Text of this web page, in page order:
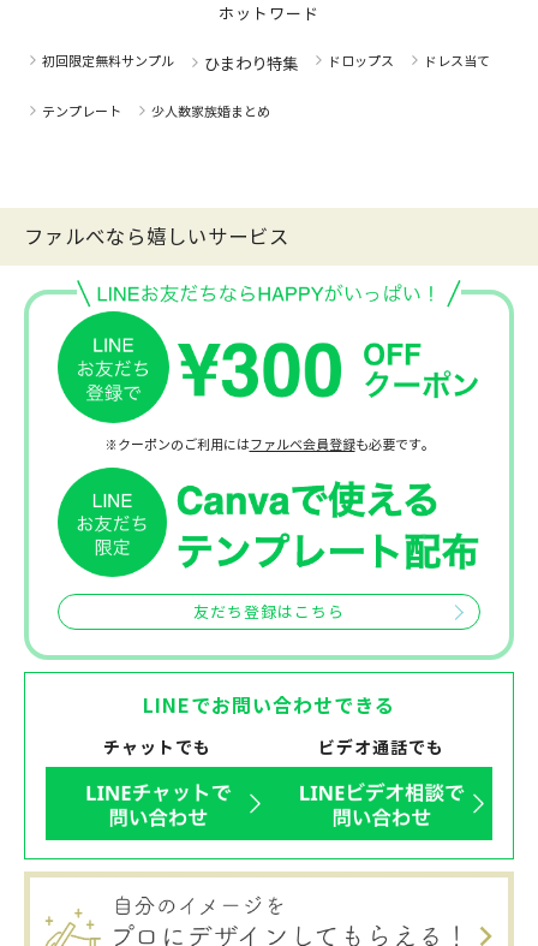
ホットワード
初回限定無料サンプル ひまわり特集 ドロップス ドレス当て
テンプレート 少人数家族婚まとめ
ファルべなら嬉しいサービス
※クーポンのご利用にはファルベ会員登録も必要です。
友だち登録はこちら
LINEでお問い合わせできる
チャットでも ビデオ通話でも